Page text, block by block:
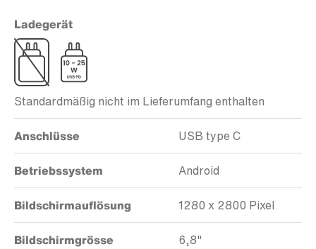
Ladegerät
Standardmäßig nicht im Lieferumfang enthalten
Anschlüsse USB type C
Betriebssystem Android
Bildschirmauflösung 1280 x 2800 Pixel
Bildschirmgrösse 6,8"